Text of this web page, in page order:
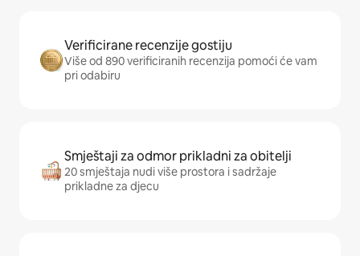
Verificirane recenzije gostiju
Više od 890 verificiranih recenzija pomoći će vam
pri odabiru
Smještaji za odmor prikladni za obitelji
20 smještaja nudi više prostora i sadržaje
prikladne za djecu